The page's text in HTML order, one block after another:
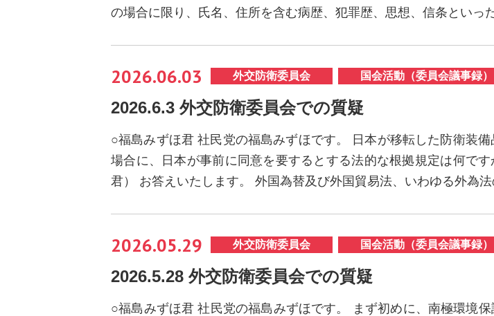
の場合に限り、氏名、住所を含む病歴、犯罪歴、思想、信条といっ
2026.06.03 外交防衛委員会 国会活動（委員会議事録）
2026.6.3 外交防衛委員会での質疑
○福島みずほ君 社民党の福島みずほです。 日本が移転した防衛装
場合に、日本が事前に同意を要するとする法的な根拠規定は何で
君） お答えいたします。 外国為替及び外国貿易法、いわゆる外為
2026.05.29 外交防衛委員会 国会活動（委員会議事録）
2026.5.28 外交防衛委員会での質疑
○福島みずほ君 社民党の福島みずほです。 まず初めに、南極環境